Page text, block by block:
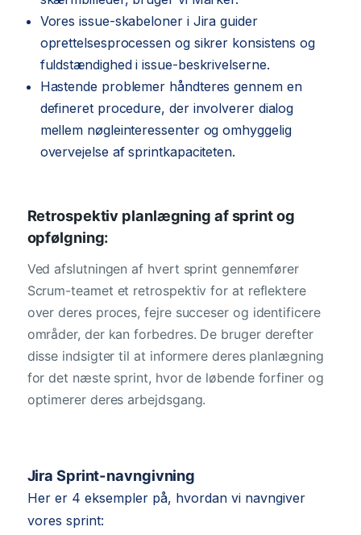
Vores issue-skabeloner i Jira guider
oprettelsesprocessen og sikrer konsistens og
fuldstændighed i issue-beskrivelserne.
Hastende problemer håndteres gennem en
defineret procedure, der involverer dialog
mellem nøgleinteressenter og omhyggelig
overvejelse af sprintkapaciteten.
Retrospektiv planlægning af sprint og
opfølgning:
Ved afslutningen af hvert sprint gennemfører
Scrum-teamet et retrospektiv for at reflektere
over deres proces, fejre succeser og identificere
områder, der kan forbedres. De bruger derefter
disse indsigter til at informere deres planlægning
for det næste sprint, hvor de løbende forfiner og
optimerer deres arbejdsgang.
Jira Sprint-navngivning
Her er 4 eksempler på, hvordan vi navngiver
vores sprint: